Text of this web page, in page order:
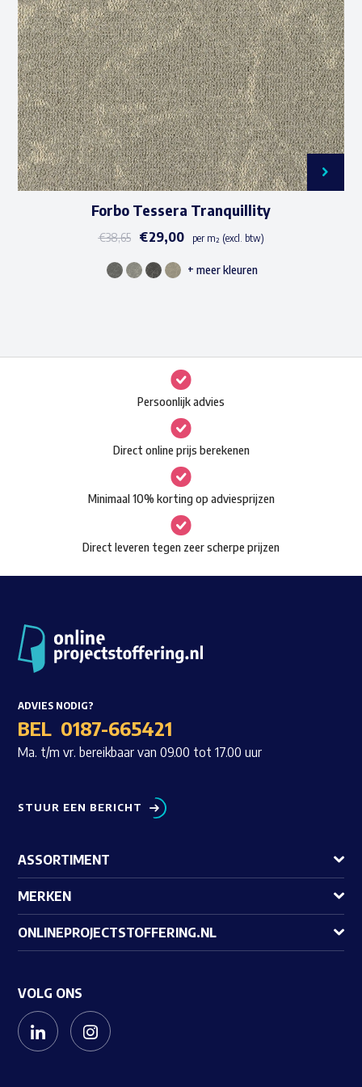
kan
gekozen
worden
op
de
productpagina
Forbo Tessera Tranquillity
€38,65 €29,00 per m² (excl. btw)
Dit
variaties.
Deze
optie
kan
gekozen
worden
op
de
productpagina
+ meer kleuren
Persoonlijk advies
Direct online prijs berekenen
Minimaal 10% korting op adviesprijzen
Direct leveren tegen zeer scherpe prijzen
ADVIES NODIG?
BEL 0187-665421
Ma. t/m vr. bereikbaar van 09.00 tot 17.00 uur
STUUR EEN BERICHT
ASSORTIMENT
MERKEN
ONLINEPROJECTSTOFFERING.NL
VOLG ONS